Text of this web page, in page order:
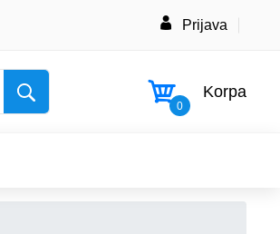
Prijava
0
Korpa